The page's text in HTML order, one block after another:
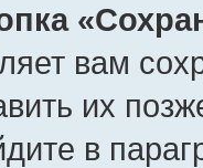
вам
их
в